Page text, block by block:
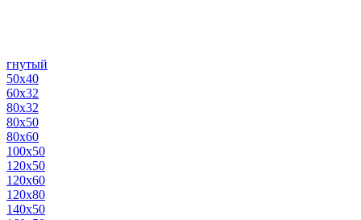
гнутый
50х40
60х32
80х32
80х50
80х60
100х50
120х50
120х60
120х80
140х50